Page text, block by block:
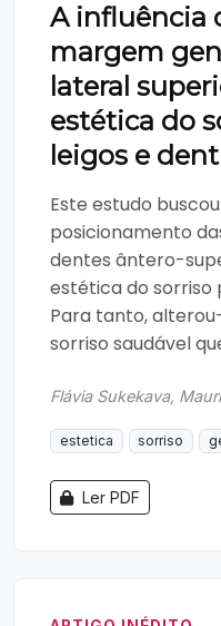
A influência
margem
lateral
estética do
leigos e
Este estudo
posicionamento
dentes ântero-
estética do sorriso
Para tanto,
sorriso saudável
Flávia Sukekava,
estetica sorriso
Ler PDF